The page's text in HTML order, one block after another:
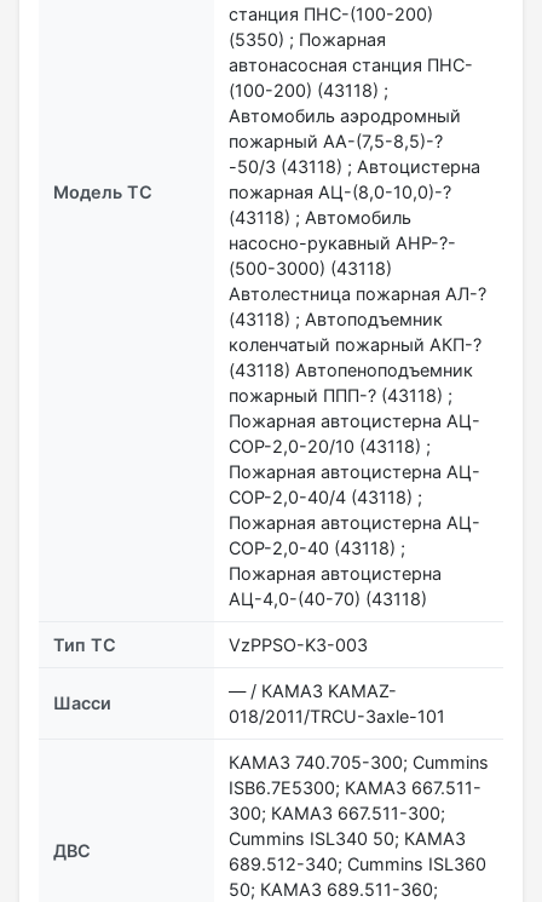
Модель ТС
станция ПНС-(100-200)
(5350) ; Пожарная
автонасосная станция ПНС-
(100-200) (43118) ;
Автомобиль аэродромный
пожарный АА-(7,5-8,5)-?
-50/3 (43118) ; Автоцистерна
пожарная АЦ-(8,0-10,0)-?
(43118) ; Автомобиль
насосно-рукавный АНР-?-
(500-3000) (43118)
Автолестница пожарная АЛ-?
(43118) ; Автоподъемник
коленчатый пожарный АКП-?
(43118) Автопеноподъемник
пожарный ППП-? (43118) ;
Пожарная автоцистерна АЦ-
СОР-2,0-20/10 (43118) ;
Пожарная автоцистерна АЦ-
СОР-2,0-40/4 (43118) ;
Пожарная автоцистерна АЦ-
СОР-2,0-40 (43118) ;
Пожарная автоцистерна
АЦ-4,0-(40-70) (43118)
Тип ТС VzPPSO-K3-003
Шасси
— / КАМАЗ KAMAZ-
018/2011/TRСU-3axle-101
ДВС
КАМАЗ 740.705-300; Cummins
ISB6.7E5300; КАМАЗ 667.511-
300; КАМАЗ 667.511-300;
Cummins ISL340 50; КАМАЗ
689.512-340; Cummins ISL360
50; КАМАЗ 689.511-360;